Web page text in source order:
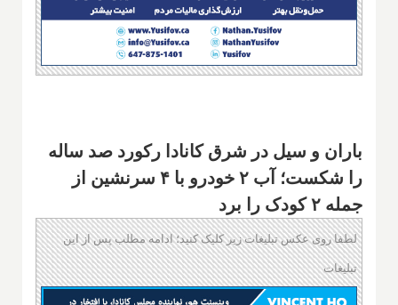
باران و سیل در شرق کانادا رکورد صد ساله
را شکست؛ آب ۲ خودرو با ۴ سرنشین از
جمله ۲ کودک را برد
لطفا روی عکس تبلیغات زیر کلیک کنید؛ ادامه مطلب پس از این
تبلیغات